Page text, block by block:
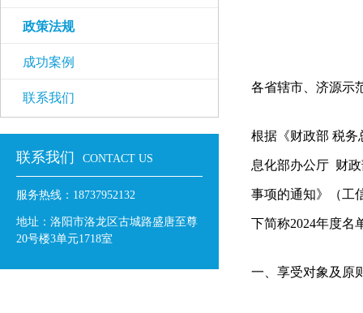
政策法规
成功案例
联系我们
联系我们 CONTACT US
服务热线：18737952132
地址：洛阳市洛龙区古城路盛唐至尊
20号楼3单元1718室
各省辖市、济源示
根据《财政部 税务
息化部办公厅 财
事项的通知》（工
下简称2024年度名
一、享受对象及原